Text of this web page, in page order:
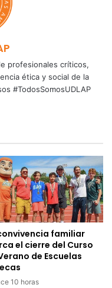
profesionales críticos,
ética y social de la
#TodosSomosUDLAP
familiar
el cierre del Curso
de Escuelas
10 horas